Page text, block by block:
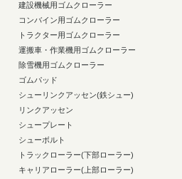
建設機械用ゴムクローラー
コンバイン用ゴムクローラー
トラクター用ゴムクローラー
運搬車・作業機用ゴムクローラー
除雪機用ゴムクローラー
ゴムパッド
シューリンクアッセン(鉄シュー)
リンクアッセン
シュープレート
シューボルト
トラックローラー(下部ローラー)
キャリアローラー(上部ローラー)